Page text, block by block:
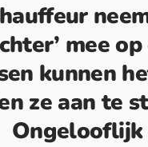
mee
kunnen
ze aan te
Ongelooflijk